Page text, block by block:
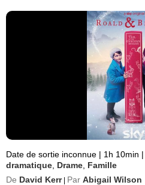
Date de sortie inconnue | 1h 10min |
dramatique Drame Famille
De David Kerr Par Abigail Wilson